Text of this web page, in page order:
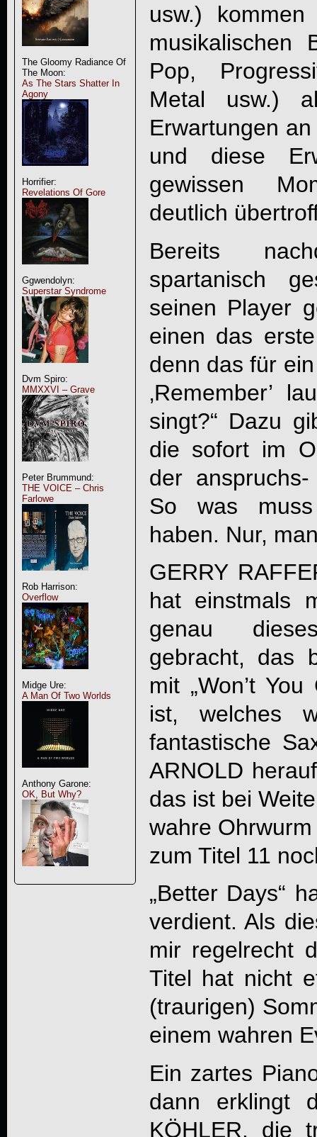
The Gloomy Radiance Of
The Moon:
As The Stars Shatter In
Agony
Horrifier:
Revelations Of Gore
Ggwendolyn:
Superstar Syndrome
Dvm Spiro:
MMXXVI – Grave
Peter Brummund:
THE VOICE – Chris
Farlowe
Rob Harrison:
Overflow
Midge Ure:
A Man Of Two Worlds
Anthony Garone:
OK, But Why?
usw.)
musikalischen
Pop,
Metal usw.)
Erwartungen
und diese
gewissen
deutlich
Bereits
spartanisch
seinen Player
einen das
denn das für
‚Remember’
singt?“ Dazu
die sofort im
der
So was
haben. Nur,
GERRY
hat einstmals
genau
gebracht, das
mit „Won’t
ist, welches
fantastische
ARNOLD
das ist bei
wahre
zum Titel 11
„Better Days“
verdient. Als
mir regelrecht
Titel hat nicht
(traurigen)
einem wahren
Ein zartes
dann erklingt
KÖHLER, die